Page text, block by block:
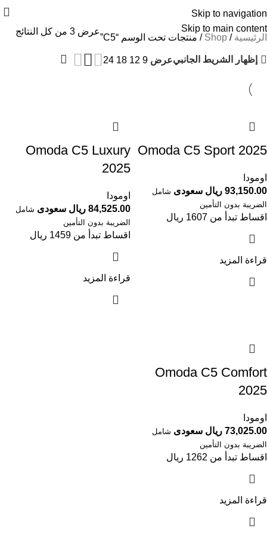
Skip to navigation
Skip to main content
الرئيسية Shop منتجات تحت الوسم “C5”
عرض ⁦3⁩ من كل النتائج
إظهار الشريط الجانبيعرض 9
12
18
24
Omoda C5 Sport 2025
اومودا
93,150.00 ريال سعودى
شامل
الضريبة بدون التأمين
اقساط تبدأ من 1607 ريال
قراءة المزيد
Omoda C5 Luxury
2025
اومودا
84,525.00 ريال سعودى
شامل
الضريبة بدون التأمين
اقساط تبدأ من 1459 ريال
قراءة المزيد
Omoda C5 Comfort
2025
اومودا
73,025.00 ريال سعودى
شامل
الضريبة بدون التأمين
اقساط تبدأ من 1262 ريال
قراءة المزيد